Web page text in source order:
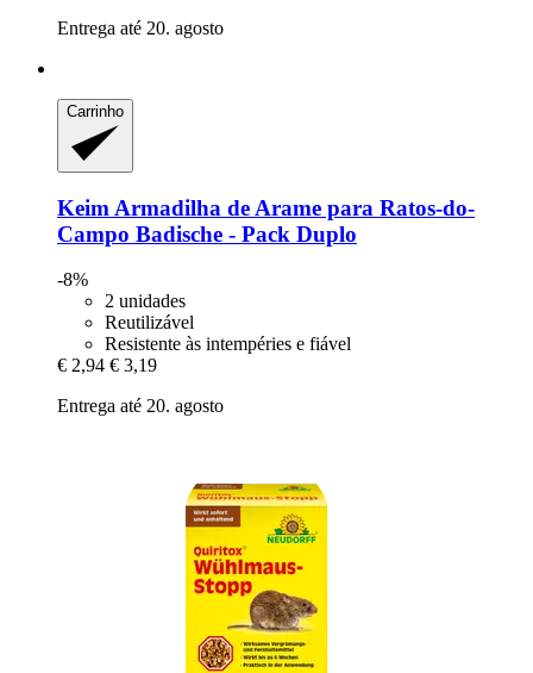
Entrega até 20. agosto
Carrinho
Keim Armadilha de Arame para Ratos-​do-​
Campo Badische -​ Pack Duplo
-8%
2 unidades
Reutilizável
Resistente às intempéries e fiável
€ 2,94 € 3,19
Entrega até 20. agosto